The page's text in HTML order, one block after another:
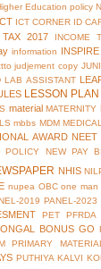
Education policy
ICT CORNER ID
2017 INCOME
information
judjement copy
LAB ASSISTANT
LESSON PLAN
material MATERNITY
mbbs MDM
AWARD NEET
POLICY NEW PAY
NHIS
nupea OBC one man
2019 PANEL-2023
PET PFRDA
BONUS GO
PRIMARY
PUTHIYA KALVI